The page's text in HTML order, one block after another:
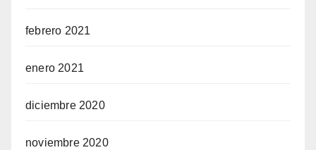
febrero 2021
enero 2021
diciembre 2020
noviembre 2020